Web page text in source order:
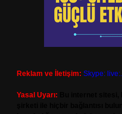
Reklam ve İletişim: Skype:
Yasal Uyarı: